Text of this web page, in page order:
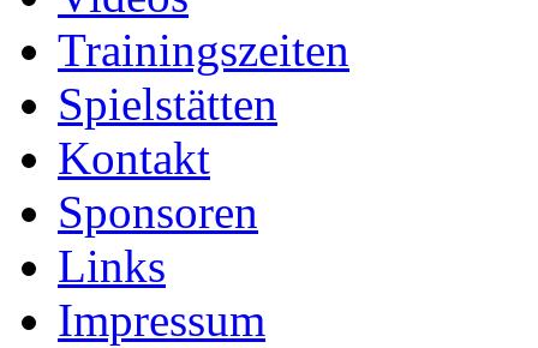
Trainingszeiten
Spielstätten
Kontakt
Sponsoren
Links
Impressum